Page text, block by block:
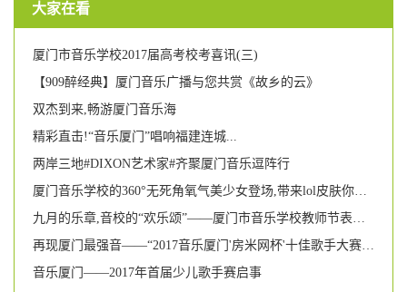
大家在看
厦门市音乐学校2017届高考校考喜讯(三)
【909醉经典】厦门音乐广播与您共赏《故乡的云》
双杰到来,畅游厦门音乐海
精彩直击!“音乐厦门”唱响福建连城...
两岸三地#DIXON艺术家#齐聚厦门音乐逗阵行
厦门音乐学校的360°无死角氧气美少女登场,带来lol皮肤你要不要?
九月的乐章,音校的“欢乐颂”——厦门市音乐学校教师节表彰大会暨文艺汇演
再现厦门最强音——“2017音乐厦门'房米网杯'十佳歌手大赛”圆满落幕
音乐厦门——2017年首届少儿歌手赛启事